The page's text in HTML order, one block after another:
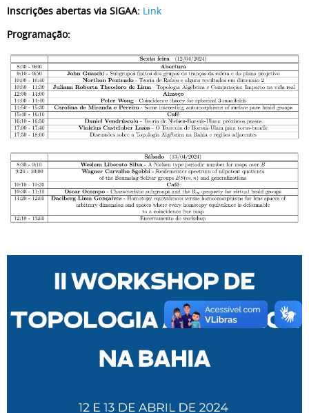
Inscrições abertas via SIGAA: Link
Programação: